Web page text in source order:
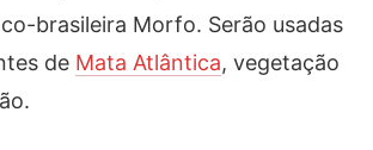
brasileira Morfo. Serão usadas
de Mata Atlântica, vegetação